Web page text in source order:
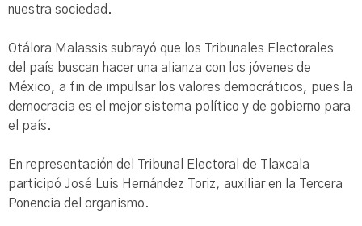
nuestra sociedad.
Otálora Malassis subrayó que los Tribunales Electorales
del país buscan hacer una alianza con los jóvenes de
México, a fin de impulsar los valores democráticos, pues la
democracia es el mejor sistema político y de gobierno para
el país.
En representación del Tribunal Electoral de Tlaxcala
participó José Luis Hernández Toriz, auxiliar en la Tercera
Ponencia del organismo.